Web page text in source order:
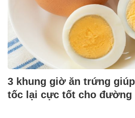
3 khung giờ ăn trứng
tốc lại cực tốt cho đường